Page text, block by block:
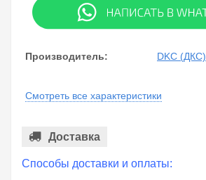
Производитель: DKC (ДКС)
Смотреть все характеристики
Доставка
Способы доставки и оплаты: